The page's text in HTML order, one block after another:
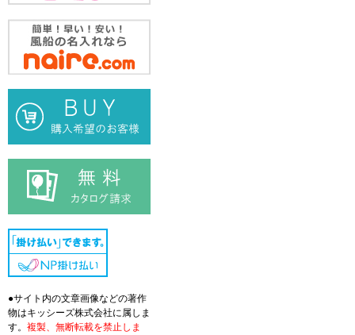
●サイト内の文章画像などの著作
物はキッシーズ株式会社に属しま
す。 複製、無断転載を禁止しま